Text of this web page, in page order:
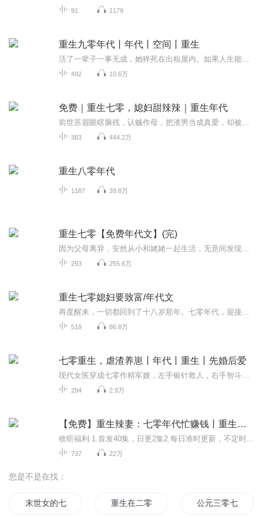
91 1179
重生九零年代丨年代丨空间丨重生
492 10.6万
免费｜重生七零，媳妇甜辣辣｜重生年代
383 444.2万
重生八零年代
1187 39.8万
重生七零【免费年代文】(完)
293 255.6万
重生七零媳妇要致富/年代文
519 86.8万
七零重生，虐渣养崽丨年代丨重生丨先婚后爱
294 2.9万
【免费】重生辣妻：七零年代忙赚钱丨重生丨年代丨创业丨AI多播
737 22万
您是不是在找：
末世女的七零年 重生在二零零七 公元三零七六年